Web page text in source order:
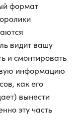
формат
видит вашу
и смонтировать
информацию
как его
вынести
эту часть